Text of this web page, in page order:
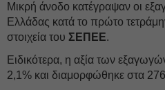
Μικρή άνοδο κατέγραψαν οι
Ελλάδας κατά το πρώτο
στοιχεία του ΣΕΠΕΕ.
Ειδικότερα, η αξία των
2,1% και διαμορφώθηκε στα